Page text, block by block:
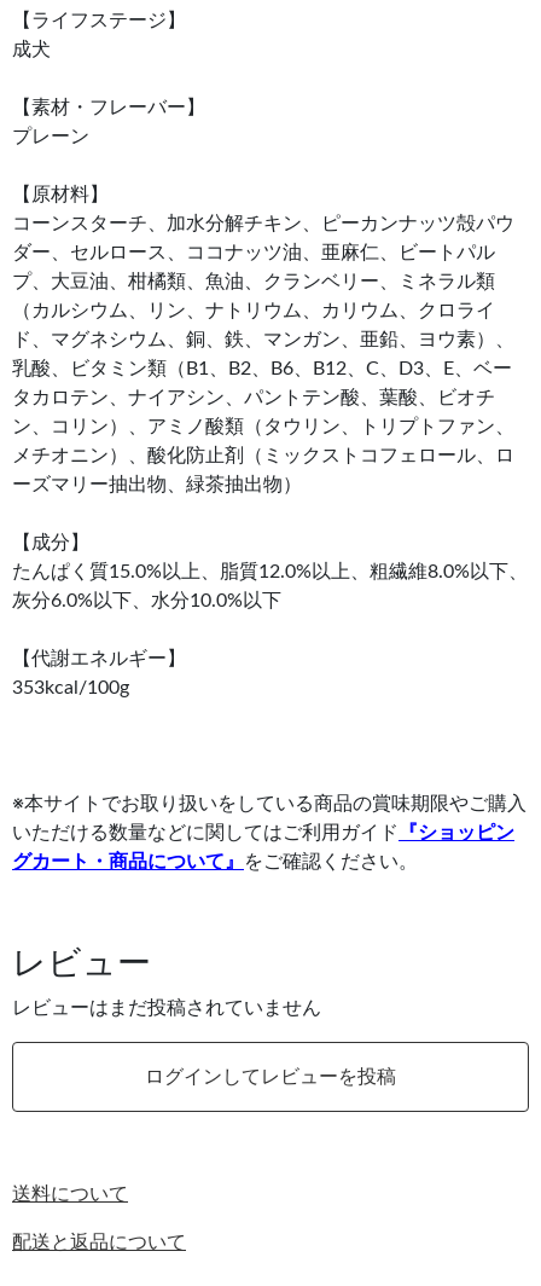
【ライフステージ】
成犬
【素材・フレーバー】
プレーン
【原材料】
コーンスターチ、加水分解チキン、ピーカンナッツ殻パウ
ダー、セルロース、ココナッツ油、亜麻仁、ビートパル
プ、大豆油、柑橘類、魚油、クランベリー、ミネラル類
（カルシウム、リン、ナトリウム、カリウム、クロライ
ド、マグネシウム、銅、鉄、マンガン、亜鉛、ヨウ素）、
乳酸、ビタミン類（B1、B2、B6、B12、C、D3、E、ベー
タカロテン、ナイアシン、パントテン酸、葉酸、ビオチ
ン、コリン）、アミノ酸類（タウリン、トリプトファン、
メチオニン）、酸化防止剤（ミックストコフェロール、ロ
ーズマリー抽出物、緑茶抽出物）
【成分】
たんぱく質15.0%以上、脂質12.0%以上、粗繊維8.0%以下、
灰分6.0%以下、水分10.0%以下
【代謝エネルギー】
353kcal/100g
※本サイトでお取り扱いをしている商品の賞味期限やご購入
いただける数量などに関してはご利用ガイド
『ショッピン
グカート・商品について』
をご確認ください。
レビュー
レビューはまだ投稿されていません
ログインしてレビューを投稿
送料について
配送と返品について